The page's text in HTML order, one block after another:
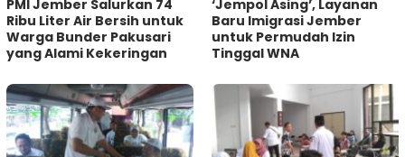
PMI Jember Salurkan 74
Ribu Liter Air Bersih untuk
Warga Bunder Pakusari
yang Alami Kekeringan
‘Jempol Asing’, Layanan
Baru Imigrasi Jember
untuk Permudah Izin
Tinggal WNA